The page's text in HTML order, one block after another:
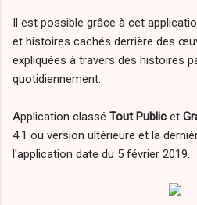
Il est possible grâce à cet
et histoires cachés derrière des
expliquées à travers des histoires
quotidiennement.
Application classé Tout Public et
4.1 ou version ultérieure et la
l'application date du 5 février 2019.